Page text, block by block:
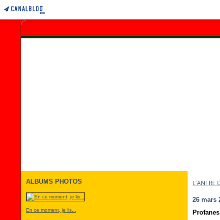
ALBUMS PHOTOS
En ce moment, je lis...
L'ANTRE
26 mars